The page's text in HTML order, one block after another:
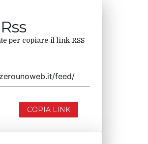
per copiare il link RSS
COPIA LINK